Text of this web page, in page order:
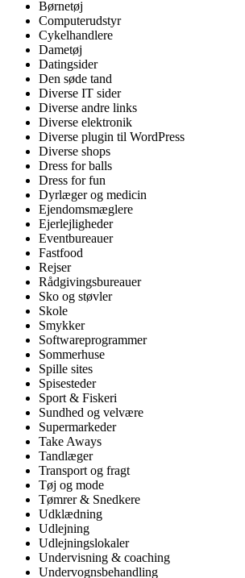
Børnetøj
Computerudstyr
Cykelhandlere
Dametøj
Datingsider
Den søde tand
Diverse IT sider
Diverse andre links
Diverse elektronik
Diverse plugin til WordPress
Diverse shops
Dress for balls
Dress for fun
Dyrlæger og medicin
Ejendomsmæglere
Ejerlejligheder
Eventbureauer
Fastfood
Rejser
Rådgivingsbureauer
Sko og støvler
Skole
Smykker
Softwareprogrammer
Sommerhuse
Spille sites
Spisesteder
Sport & Fiskeri
Sundhed og velvære
Supermarkeder
Take Aways
Tandlæger
Transport og fragt
Tøj og mode
Tømrer & Snedkere
Udklædning
Udlejning
Udlejningslokaler
Undervisning & coaching
Undervognsbehandling